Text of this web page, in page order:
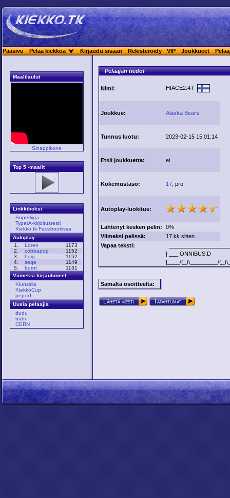
Pääsivu Pelaa kiekkoa Kirjaudu sisään Rekisteröidy VIP Joukkueet
Maalilaulut
Sinappikone
Top 5 -maalit
Linkkiboksi
Superliiga
TyperA-kirjoitustesti
Kiekko.tk Facebookissa
Autoplay
1.
Loren
1173
2.
cobbapop
1152
3.
huig
1152
4.
seqe
1149
5.
burnt
1131
Viimeksi kirjautuneet
Klunssila
KiekkoCup
pepcid
Uusia pelaajia
dudu
bubu
CERN
Pelaajan tiedot
Nimi: HIACE2.4T
Joukkue: Alaska Bears
Tunnus luotu: 2023-02-15 15:01:14
Etsii joukkuetta: ei
Kokemustaso: 17 , pro
Autoplay-luokitus:
Lähtenyt kesken pelin:
0%
Viimeksi pelissä:
17 kk sitten
Vapaa teksti:
| ___ ONNIBUS:D
|____/(_)\_________/
Samalta osoitteelta:
Lähetä viesti Tapahtumat